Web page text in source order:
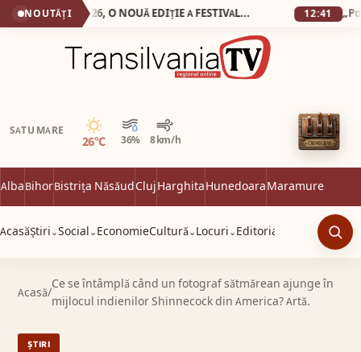
NOUTĂȚI SEBEȘ: 15-17 MAI 2026, O NOUĂ EDIȚIE A FESTIVALULUI INTERNAȚIONAL „LUCIAN BLAGA” Spectacole și concursuri, cărți de calitate și conferințe științifice, în cadrul unui demers cultural de tradiție 12:41
SATU MARE
26°C 36% 8 km/h
Senin
AlbaBihorBistrița NăsăudClujHarghitaHunedoaraMaramureș
AcasăȘtiri ⌄Social ⌄ EconomieCultură ⌄ Locuri ⌄ Editorial
Acasă/
Ce se întâmplă când un fotograf sătmărean ajunge în
mijlocul indienilor Shinnecock din America? Artă.
ȘTIRI